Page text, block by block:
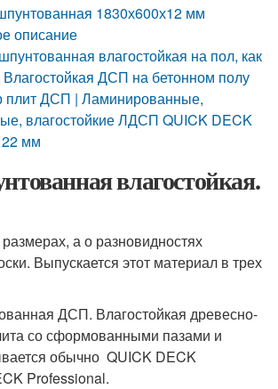
1830х600х12 мм
описание
влагостойкая на пол, как
Влагостойкая ДСП на бетонном полу
плит ДСП | Ламинированные,
влагостойкие ЛДСП QUICK DECK
мм
влагостойкая.
а о разновидностях
Выпускается этот материал в трех
ДСП. Влагостойкая древесно-
со сформованными пазами и
обычно QUICK DECK
Professional.